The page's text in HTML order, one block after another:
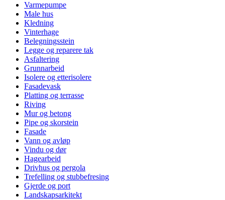
Varmepumpe
Male hus
Kledning
Vinterhage
Belegningsstein
Legge og reparere tak
Asfaltering
Grunnarbeid
Isolere og etterisolere
Fasadevask
Platting og terrasse
Riving
Mur og betong
Pipe og skorstein
Fasade
Vann og avløp
Vindu og dør
Hagearbeid
Drivhus og pergola
Trefelling og stubbefresing
Gjerde og port
Landskapsarkitekt